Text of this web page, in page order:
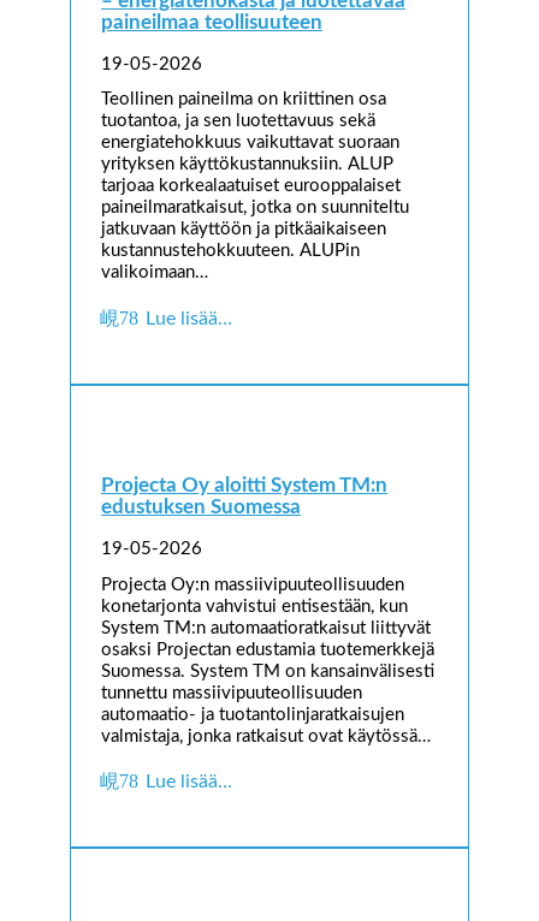
paineilmaa teollisuuteen
19-05-2026
Teollinen paineilma on kriittinen osa
tuotantoa, ja sen luotettavuus sekä
energiatehokkuus vaikuttavat suoraan
yrityksen käyttökustannuksiin. ALUP
tarjoaa korkealaatuiset eurooppalaiset
paineilmaratkaisut, jotka on suunniteltu
jatkuvaan käyttöön ja pitkäaikaiseen
kustannustehokkuuteen. ALUPin
valikoimaan…
Lue lisää…
Projecta Oy aloitti System TM:n
edustuksen Suomessa
19-05-2026
Projecta Oy:n massiivipuuteollisuuden
konetarjonta vahvistui entisestään, kun
System TM:n automaatioratkaisut liittyvät
osaksi Projectan edustamia tuotemerkkejä
Suomessa. System TM on kansainvälisesti
tunnettu massiivipuuteollisuuden
automaatio- ja tuotantolinjaratkaisujen
valmistaja, jonka ratkaisut ovat käytössä…
Lue lisää…